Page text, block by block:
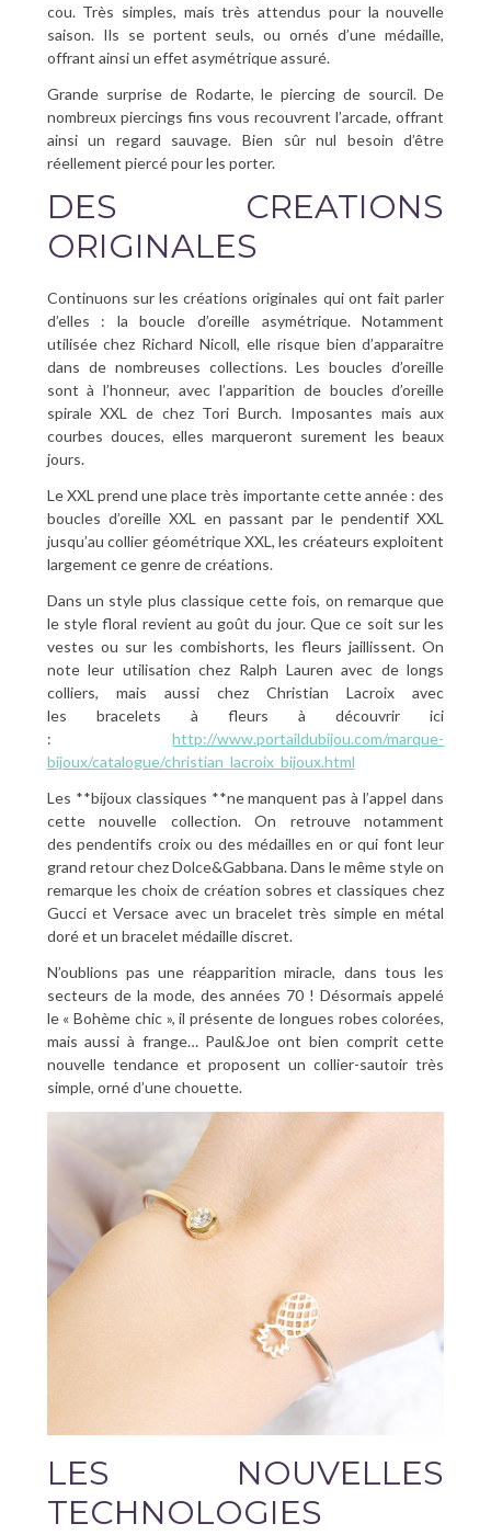
cou. Très simples, mais très attendus pour la nouvelle
saison. Ils se portent seuls, ou ornés d’une médaille,
offrant ainsi un effet asymétrique assuré.
Grande surprise de Rodarte, le piercing de sourcil. De
nombreux piercings fins vous recouvrent l’arcade, offrant
ainsi un regard sauvage. Bien sûr nul besoin d’être
réellement piercé pour les porter.
DES CREATIONS
ORIGINALES
Continuons sur les créations originales qui ont fait parler
d’elles : la boucle d’oreille asymétrique. Notamment
utilisée chez Richard Nicoll, elle risque bien d’apparaitre
dans de nombreuses collections. Les boucles d’oreille
sont à l’honneur, avec l’apparition de boucles d’oreille
spirale XXL de chez Tori Burch. Imposantes mais aux
courbes douces, elles marqueront surement les beaux
jours.
Le XXL prend une place très importante cette année : des
boucles d’oreille XXL en passant par le pendentif XXL
jusqu’au collier géométrique XXL, les créateurs exploitent
largement ce genre de créations.
Dans un style plus classique cette fois, on remarque que
le style floral revient au goût du jour. Que ce soit sur les
vestes ou sur les combishorts, les fleurs jaillissent. On
note leur utilisation chez Ralph Lauren avec de longs
colliers, mais aussi chez Christian Lacroix avec
les bracelets à fleurs à découvrir ici
:http://www.portaildubijou.com/marque-
bijoux/catalogue/christian_lacroix_bijoux.html
Les **bijoux classiques **ne manquent pas à l’appel dans
cette nouvelle collection. On retrouve notamment
des pendentifs croix ou des médailles en or qui font leur
grand retour chez Dolce&Gabbana. Dans le même style on
remarque les choix de création sobres et classiques chez
Gucci et Versace avec un bracelet très simple en métal
doré et un bracelet médaille discret.
N’oublions pas une réapparition miracle, dans tous les
secteurs de la mode, des années 70 ! Désormais appelé
le « Bohème chic », il présente de longues robes colorées,
mais aussi à frange… Paul&Joe ont bien comprit cette
nouvelle tendance et proposent un collier-sautoir très
simple, orné d’une chouette.
LES NOUVELLES
TECHNOLOGIES